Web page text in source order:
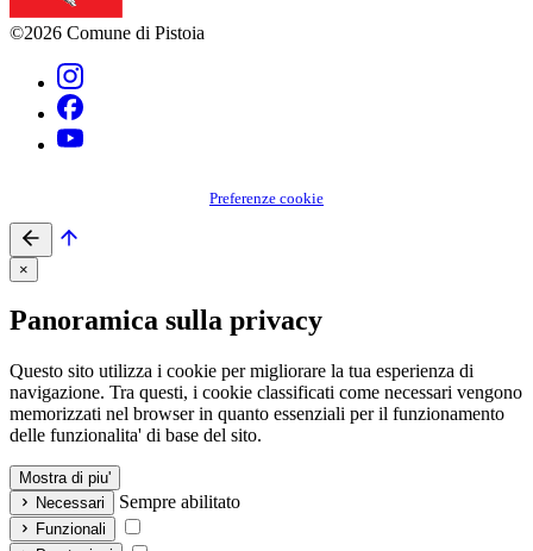
©2026 Comune di Pistoia
Preferenze cookie
×
Panoramica sulla privacy
Questo sito utilizza i cookie per migliorare la tua esperienza di
navigazione. Tra questi, i cookie classificati come necessari vengono
memorizzati nel browser in quanto essenziali per il funzionamento
delle funzionalita' di base del sito.
Mostra di piu'
Necessari
Sempre abilitato
Funzionali